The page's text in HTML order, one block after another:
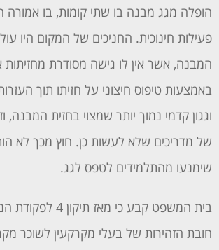
הופלה מגג מבנה בו שתי קומות, בו אמורה
פעילות חינוכית. החניכים של המקום היו
המבנה, אשר אין לו גישה מסודרת
באמצעות טיפוס חיצוני על חזיתו תוך
וגגון קדמי נמוך יותר שמצוי בחזית המבנה,
של מדריכים שלא לעשות כן. חוץ מכך לא
שימנעו מהתלמידים לטפס לגג.
בית המשפט קבע כי מאז
חובת הזהירות של בעלי מקרקעין לשוכר